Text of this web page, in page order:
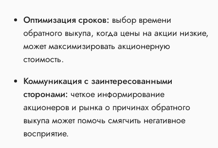
Оптимизация сроков: выбор времени
обратного выкупа, когда цены на акции низкие,
может максимизировать акционерную
стоимость.
Коммуникация с заинтересованными
сторонами: четкое информирование
акционеров и рынка о причинах обратного
выкупа может помочь смягчить негативное
восприятие.